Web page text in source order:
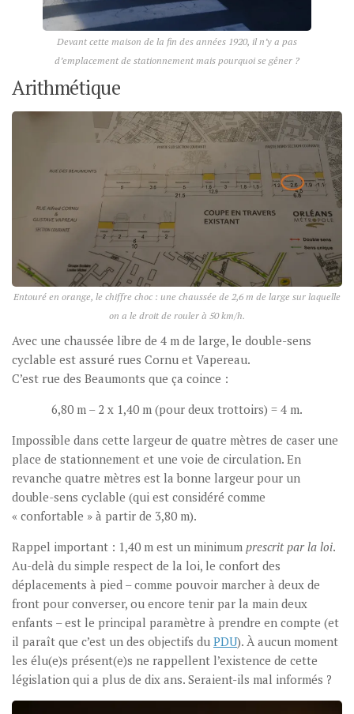
Devant cette maison de la fin des années 1920, il n’y a pas
d’emplacement de stationnement mais pourquoi se gêner ?
Arithmétique
Entouré en orange, le chiffre choc : une chaussée de 2,6 m de large sur laquelle
on a le droit de rouler à 50 km/h.
Avec une chaussée libre de 4 m de large, le double-sens
cyclable est assuré rues Cornu et Vapereau.
C’est rue des Beaumonts que ça coince :
6,80 m – 2 x 1,40 m (pour deux trottoirs) = 4 m.
Impossible dans cette largeur de quatre mètres de caser une
place de stationnement et une voie de circulation. En
revanche quatre mètres est la bonne largeur pour un
double-sens cyclable (qui est considéré comme
« confortable » à partir de 3,80 m).
Rappel important : 1,40 m est un minimum prescrit par la loi.
Au-delà du simple respect de la loi, le confort des
déplacements à pied – comme pouvoir marcher à deux de
front pour converser, ou encore tenir par la main deux
enfants – est le principal paramètre à prendre en compte (et
il paraît que c’est un des objectifs du PDU). À aucun moment
les élu(e)s présent(e)s ne rappellent l’existence de cette
législation qui a plus de dix ans. Seraient-ils mal informés ?